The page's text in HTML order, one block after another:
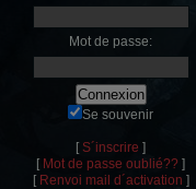
Mot de passe:
Se souvenir
[ S´inscrire ]
[ Mot de passe oublié?? ]
[ Renvoi mail d´activation ]